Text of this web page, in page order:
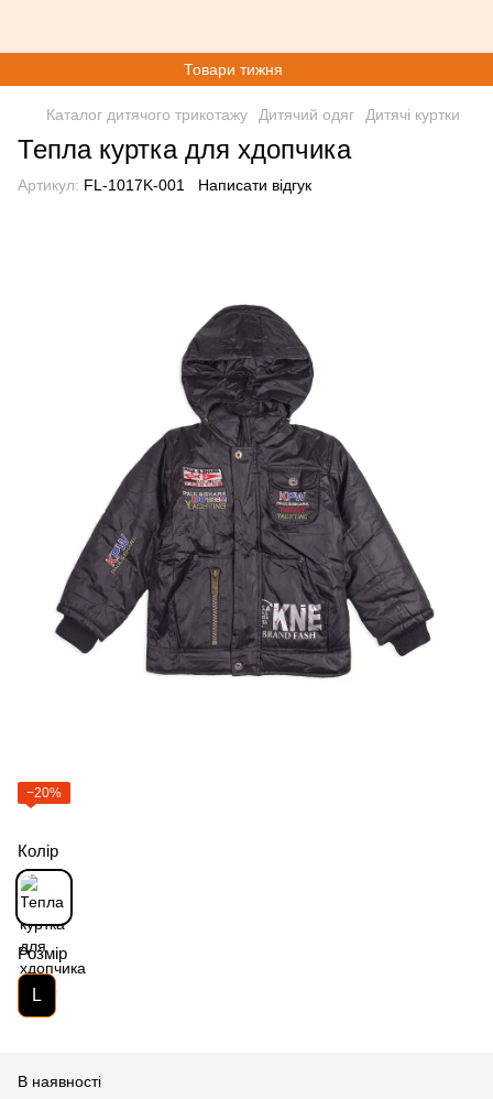
Товари тижня
Каталог дитячого трикотажу Дитячий одяг Дитячі куртки
Тепла куртка для хдопчика
Артикул: FL-1017K-001 Написати відгук
−20%
Колір
Розмір
L
В наявності